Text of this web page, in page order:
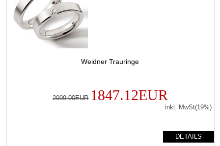
Weidner Trauringe
2099.00EUR 1847.12EUR
inkl. MwSt(19%)
DETAILS